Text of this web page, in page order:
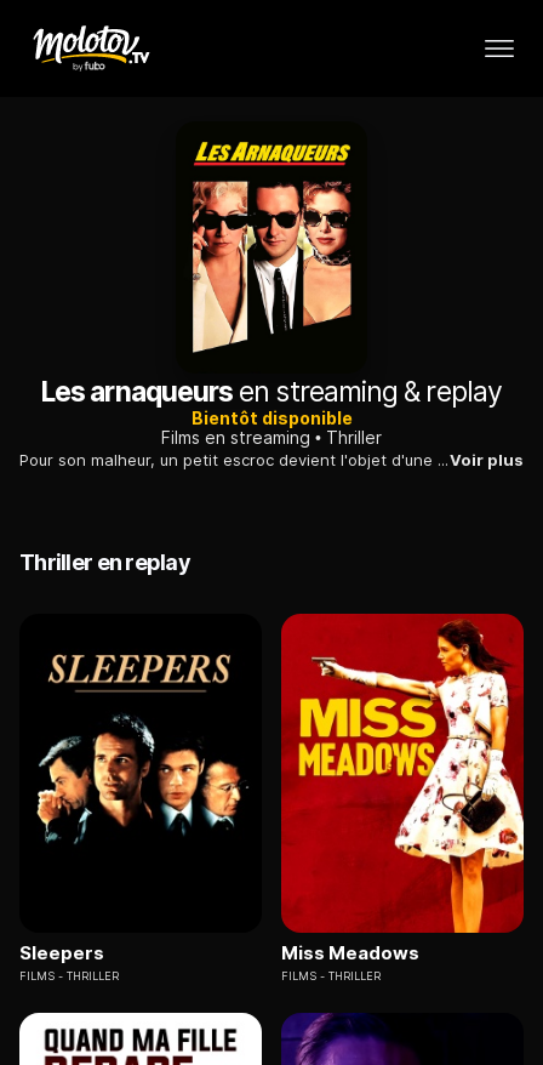
Les arnaqueurs en streaming & replay
Bientôt disponible
Films en streaming
Thriller
Pour son malheur, un petit escroc devient l'objet d'une féroce rivalité entre deux arnaqueuses professionnelles : sa propre mère et sa petite amie.Voir plus
Thriller en replay
Sleepers
FILMS THRILLER
Miss Meadows
FILMS THRILLER